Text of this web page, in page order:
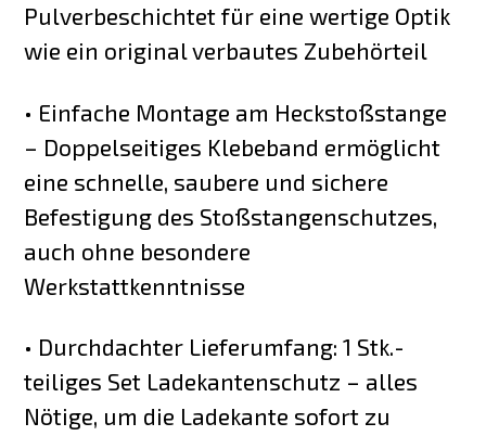
Pulverbeschichtet für eine wertige Optik
wie ein original verbautes Zubehörteil
• Einfache Montage am Heckstoßstange
– Doppelseitiges Klebeband ermöglicht
eine schnelle, saubere und sichere
Befestigung des Stoßstangenschutzes,
auch ohne besondere
Werkstattkenntnisse
• Durchdachter Lieferumfang: 1 Stk.-
teiliges Set Ladekantenschutz – alles
Nötige, um die Ladekante sofort zu